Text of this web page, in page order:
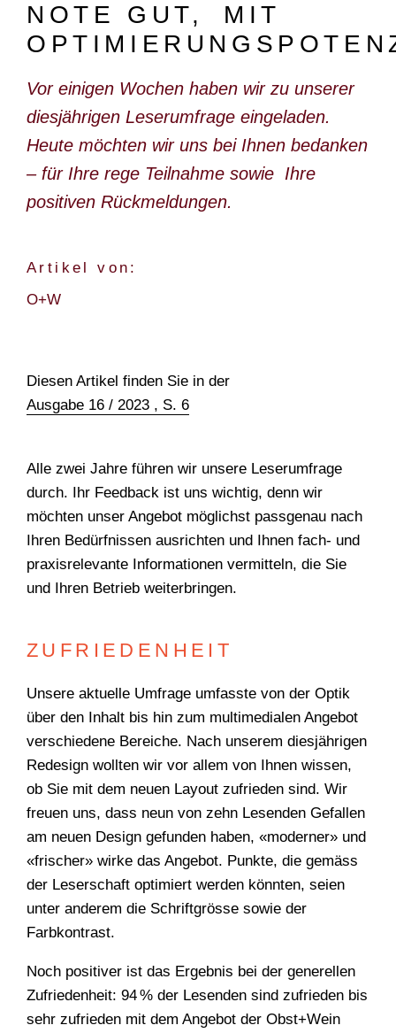
DOKUMENTARFILM
ABONNEMENT
E-PAPER
PDF-ARCHIV
STELLENMARKT
BEZUGSQUELLENVERZEICHNIS
KONTAKT
TEAM
NOTE GUT, MIT
Vor einigen Wochen haben wir zu unserer
diesjährigen Leserumfrage eingeladen.
Heute möchten wir uns bei Ihnen bedanken
– für Ihre rege Teilnahme sowie Ihre
positiven Rückmeldungen.
Artikel von:
O+W
Diesen Artikel finden Sie in der
Ausgabe 16 / 2023 , S. 6
Alle zwei Jahre führen wir unsere Leserumfrage
durch. Ihr Feedback ist uns wichtig, denn wir
möchten unser Angebot möglichst passgenau nach
Ihren Bedürfnissen ausrichten und Ihnen fach- und
praxisrelevante Informationen vermitteln, die Sie
und Ihren Betrieb weiterbringen.
ZUFRIEDENHEIT
Unsere aktuelle Umfrage umfasste von der Optik
über den Inhalt bis hin zum multimedialen Angebot
verschiedene Bereiche. Nach unserem diesjährigen
Redesign wollten wir vor allem von Ihnen wissen,
ob Sie mit dem neuen Layout zufrieden sind. Wir
freuen uns, dass neun von zehn Lesenden Gefallen
am neuen Design gefunden haben, «moderner» und
«frischer» wirke das Angebot. Punkte, die gemäss
der Leserschaft optimiert werden könnten, seien
unter anderem die Schriftgrösse sowie der
Farbkontrast.
Noch positiver ist das Ergebnis bei der generellen
Zufriedenheit: 94 % der Lesenden sind zufrieden bis
sehr zufrieden mit dem Angebot der Obst+Wein